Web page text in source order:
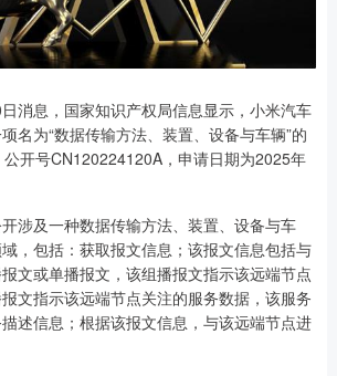
消息，国家知识产权局信息显示，小米汽车
名为“数据传输方法、装置、设备与车辆”的
开号CN120224120A，申请日期为2025年
涉及一种数据传输方法、装置、设备与车
，包括：获取报文信息；该报文信息包括与
文或单播报文，该组播报文指示该远端节点
文指示该远端节点关注的服务数据，该服务
述信息；根据该报文信息，与该远端节点进